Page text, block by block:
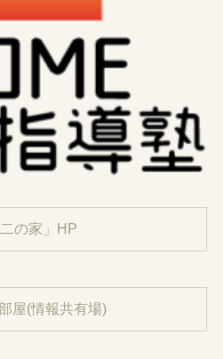
二の家」HP
屋(情報共有場)